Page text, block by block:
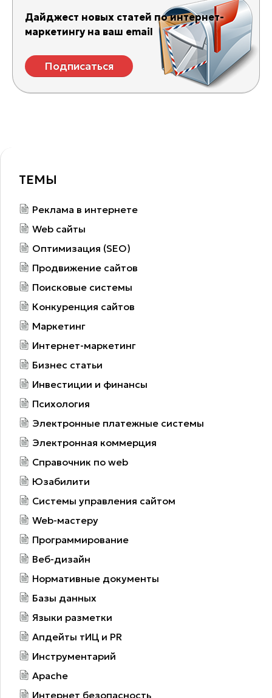
Дайджест новых статей по интернет-
маркетингу на ваш email
Подписаться
ТЕМЫ
Реклама в интернете
Web сайты
Оптимизация (SEO)
Продвижение сайтов
Поисковые системы
Конкуренция сайтов
Маркетинг
Интернет-маркетинг
Бизнес статьи
Инвестиции и финансы
Психология
Электронные платежные системы
Электронная коммерция
Справочник по web
Юзабилити
Системы управления сайтом
Web-мастеру
Программирование
Веб-дизайн
Нормативные документы
Базы данных
Языки разметки
Апдейты тИЦ и PR
Инструментарий
Apache
Интернет безопасность